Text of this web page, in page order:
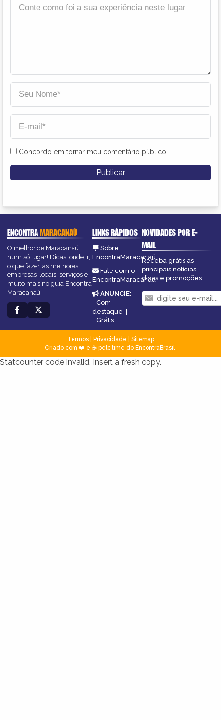
Concordo em tornar meu comentário público
ENCONTRAMARACANAÚ
O melhor de Maracanaú
num só lugar! Dicas, onde ir,
o que fazer, as melhores
empresas, locais, serviços e
muito mais no guia Encontra
Maracanaú.
LINKS RÁPIDOS
Sobre
EncontraMaracanaú
Fale com o
EncontraMaracanaú
ANUNCIE:
Com
destaque
Grátis
NOVIDADES POR E-
MAIL
Receba grátis as
principais notícias,
dicas e promoções
Termos| Privacidade
Sitemap
Criado com ❤️ e ☕ pelo time do EncontraBrasil
Statcounter code invalid. Insert a fresh copy.